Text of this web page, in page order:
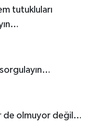
tutukluları
sorgulayın…
de olmuyor değil…